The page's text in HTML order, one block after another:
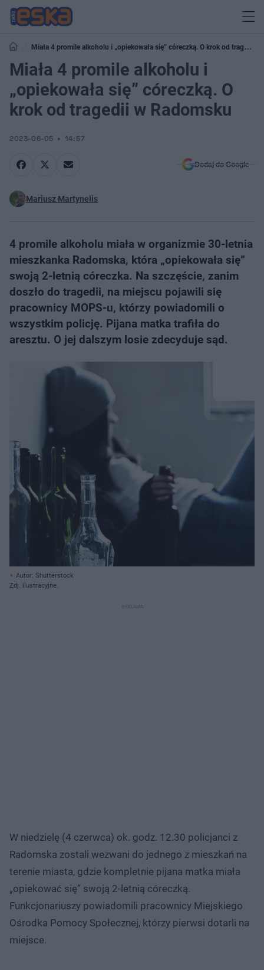
Miała 4 promile alkoholu i „opiekowała się” córeczką. O krok od tragedii
w Radomsku
Miała 4 promile alkoholu i
„opiekowała się” córeczką. O
krok od tragedii w Radomsku
2023-06-05 14:57
Dodaj do Google
Mariusz Martynelis
4 promile alkoholu miała w organizmie 30-letnia
mieszkanka Radomska, która „opiekowała się”
swoją 2-letnią córeczka. Na szczęście, zanim
doszło do tragedii, na miejscu pojawili się
pracownicy MOPS-u, którzy powiadomili o
wszystkim policję. Pijana matka trafiła do
aresztu. O jej dalszym losie zdecyduje sąd.
Autor: Shutterstock
Zdj. ilustracyjne.
W niedzielę (4 czerwca) ok. godz. 12.30 policjanci z
Radomska zostali wezwani do jednego z mieszkań na
terenie miasta, gdzie kompletnie pijana matka miała
„opiekować się” swoją 2-letnią córeczką.
Funkcjonariuszy powiadomili pracownicy Miejskiego
Ośrodka Pomocy Społecznej, którzy pierwsi dotarli na
miejsce.